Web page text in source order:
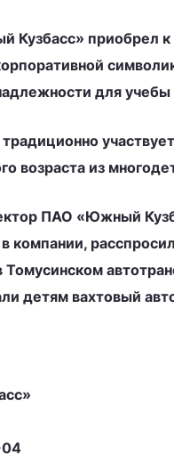
Кузбасс» приобрел
для учебы
возраста из
ПАО «Южный
компании,
Томусинском
детям вахтовый